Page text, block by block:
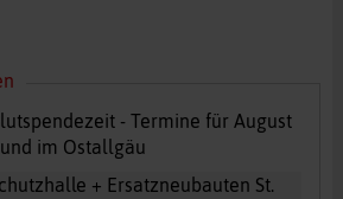
- Termine für August
im Ostallgäu
+ Ersatzneubauten St.